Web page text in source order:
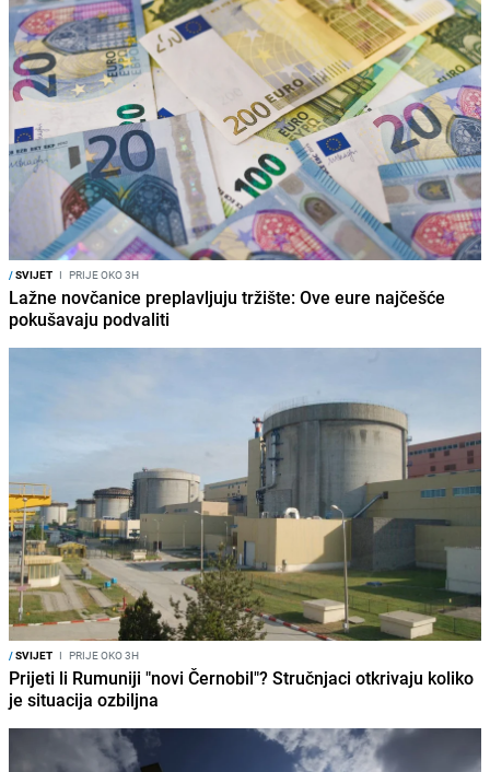
/SVIJET I PRIJE OKO 3H
Lažne novčanice preplavljuju tržište: Ove eure najčešće
pokušavaju podvaliti
/SVIJET I PRIJE OKO 3H
Prijeti li Rumuniji "novi Černobil"? Stručnjaci otkrivaju koliko
je situacija ozbiljna